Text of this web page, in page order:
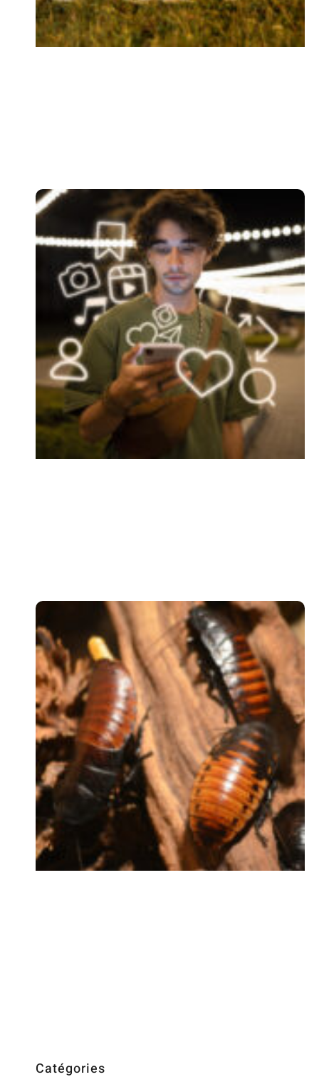
Catégories